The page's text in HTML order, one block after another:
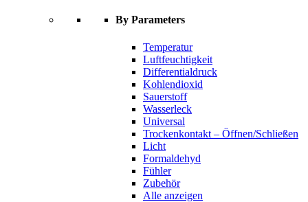
By Parameters
Temperatur
Luftfeuchtigkeit
Differentialdruck
Kohlendioxid
Sauerstoff
Wasserleck
Universal
Trockenkontakt – Öffnen/Schließen
Licht
Formaldehyd
Fühler
Zubehör
Alle anzeigen